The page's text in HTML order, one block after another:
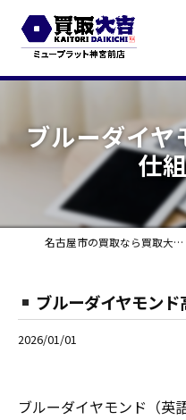
ブルーダイヤ
仕
名古屋市の買取なら買取大吉 ミュープラット神宮前
ブルーダイヤモン
2026/01/01
ブルーダイヤモンド（英